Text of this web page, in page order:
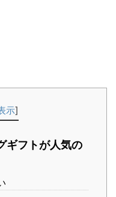
示]
ギフトが人気の